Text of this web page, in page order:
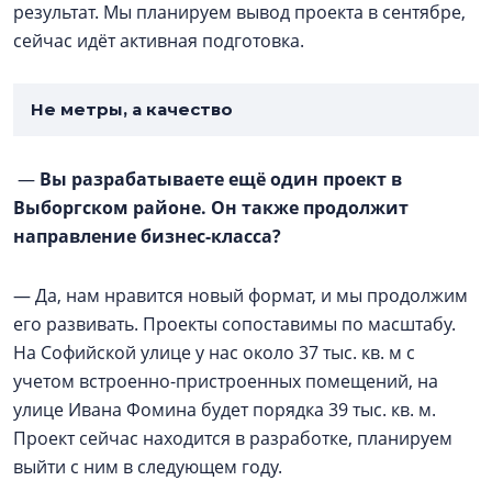
результат. Мы планируем вывод проекта в сентябре,
сейчас идёт активная подготовка.
Не метры, а качество
— Вы разрабатываете ещё один проект в
Выборгском районе. Он также продолжит
направление бизнес-класса?
— Да, нам нравится новый формат, и мы продолжим
его развивать. Проекты сопоставимы по масштабу.
На Софийской улице у нас около 37 тыс. кв. м с
учетом встроенно-пристроенных помещений, на
улице Ивана Фомина будет порядка 39 тыс. кв. м.
Проект сейчас находится в разработке, планируем
выйти с ним в следующем году.